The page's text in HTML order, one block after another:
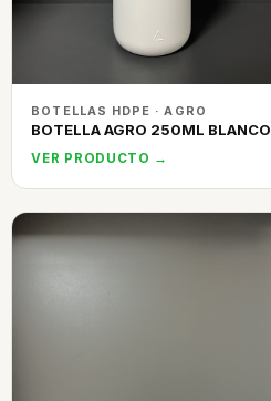
BOTELLAS HDPE · AGRO
BOTELLA AGRO 250ML BLANCO
VER PRODUCTO →